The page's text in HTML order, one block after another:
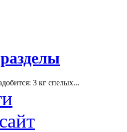
3 кг спелых...